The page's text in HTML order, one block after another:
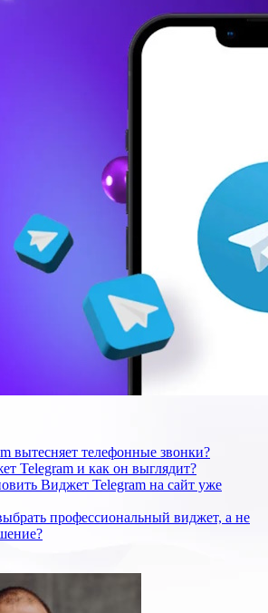
вытесняет телефонные звонки?
Telegram и как он выглядит?
Виджет Telegram на сайт уже
профессиональный виджет, а не